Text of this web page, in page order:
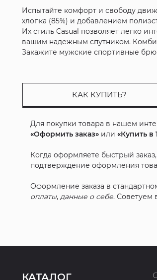
Испытайте комфорт и свободу
хлопка (85%) и добавлением
Их стиль Casual позволяет легко
вашим надежным спутником.
Закажите мужские спортивные
КАК КУПИТЬ?
Для покупки товара в нашем
«Оформить заказ» или«Купить в
Когда оформляете быстрый
подтверждение оформления
Оформление заказа в
оплаты,данные о себе. Советуем
КАТАЛОГ